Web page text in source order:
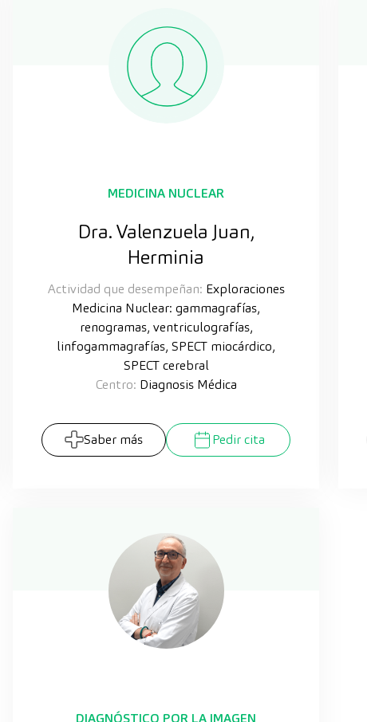
MEDICINA NUCLEAR
Dra. Valenzuela Juan,
Herminia
Actividad que desempeñan: Exploraciones
Medicina Nuclear: gammagrafías,
renogramas, ventriculografías,
linfogammagrafías, SPECT miocárdico,
SPECT cerebral
Centro: Diagnosis Médica
Saber más Pedir cita
DIAGNÓSTICO POR LA IMAGEN